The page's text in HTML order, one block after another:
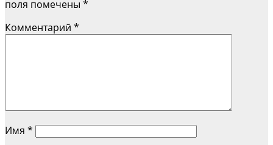
записям
поля помечены *
Комментарий *
Имя *